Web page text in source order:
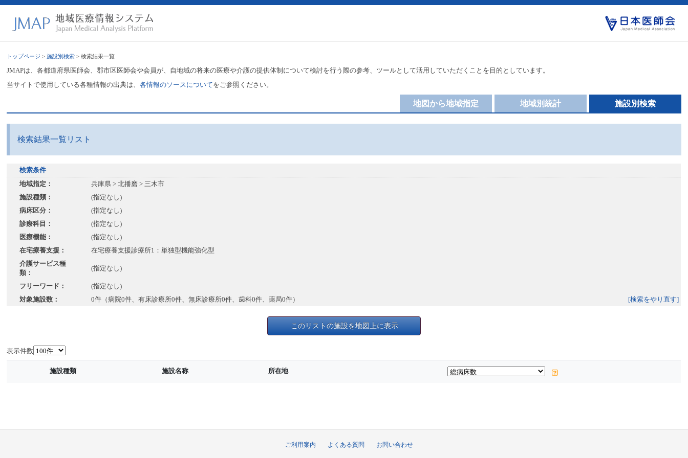
トップページ >施設別検索 > 検索結果一覧
JMAPは、各都道府県医師会、郡市区医師会や会員が、自地域の将来の医療や介護の提供体制について検討を行う際の参考、ツールとして活用していただくことを目的としています。
当サイトで使用している各種情報の出典は、各情報のソースについてをご参照ください。
施設別検索
地域別統計
地図から地域指定
検索結果一覧リスト
検索条件
地域指定：
兵庫県 > 北播磨 > 三木市
施設種類：
(指定なし)
病床区分：
(指定なし)
診療科目：
(指定なし)
医療機能：
(指定なし)
在宅療養支援：
在宅療養支援診療所1：単独型機能強化型
介護サービス種
類：
(指定なし)
フリーワード：
(指定なし)
対象施設数：
0件（病院0件、有床診療所0件、無床診療所0件、歯科0件、薬局0件） [検索をやり直す]
このリストの施設を地図上に表示
表示件数
施設種類 施設名称 所在地
ご利用案内 よくある質問 お問い合わせ